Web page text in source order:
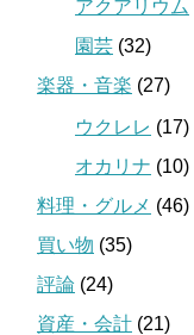
アクアリウム
園芸 (32)
楽器・音楽 (27)
ウクレレ (17)
オカリナ (10)
料理・グルメ (46)
買い物 (35)
評論 (24)
資産・会計 (21)